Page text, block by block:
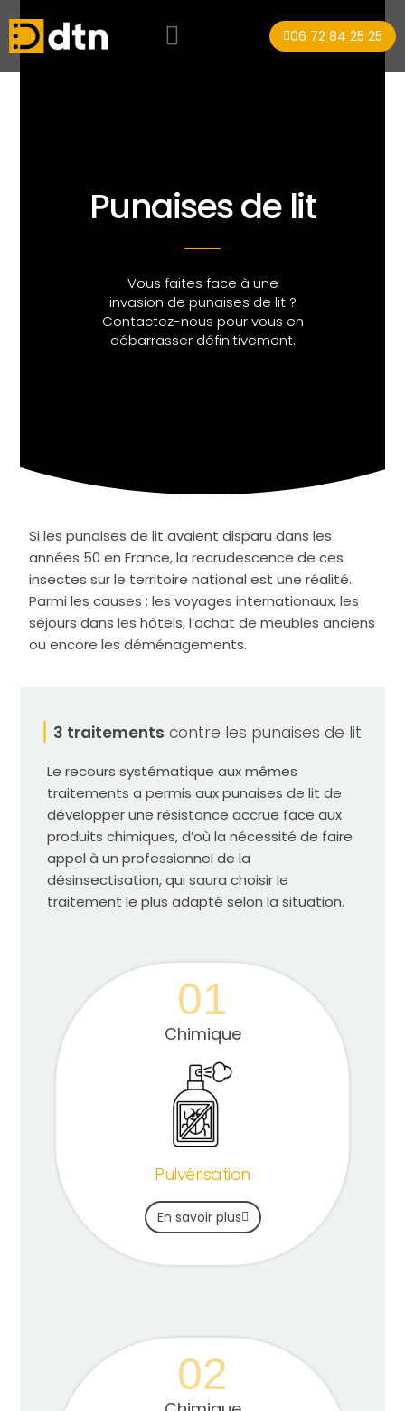
06 72 84 25 25
Punaises de lit
Vous faites face à une
invasion de punaises de lit ?
Contactez-nous pour vous en
débarrasser définitivement.
Si les punaises de lit avaient disparu dans les
années 50 en France, la recrudescence de ces
insectes sur le territoire national est une réalité.
Parmi les causes : les voyages internationaux, les
séjours dans les hôtels, l’achat de meubles anciens
ou encore les déménagements.
3 traitements contre les punaises de lit
Le recours systématique aux mêmes
traitements a permis aux punaises de lit de
développer une résistance accrue face aux
produits chimiques, d’où la nécessité de faire
appel à un professionnel de la
désinsectisation, qui saura choisir le
traitement le plus adapté selon la situation.
01
Chimique
Pulvérisation
En savoir plus
02